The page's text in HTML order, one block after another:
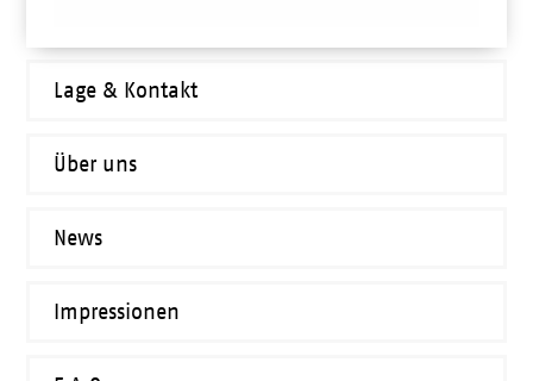
Lage & Kontakt
Über uns
News
Impressionen